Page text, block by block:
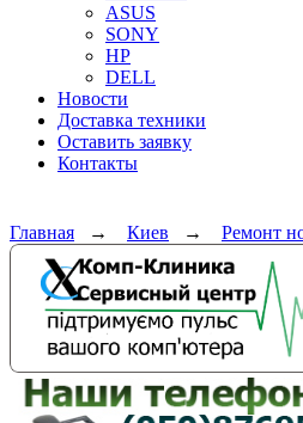
ASUS
SONY
HP
DELL
Новости
Доставка техники
Оставить заявку
Контакты
Главная → Киев → Ремонт